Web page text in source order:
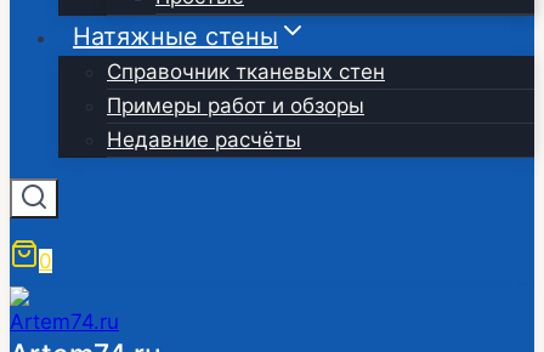
Натяжные стены
Справочник тканевых стен
Примеры работ и обзоры
Недавние расчёты
0